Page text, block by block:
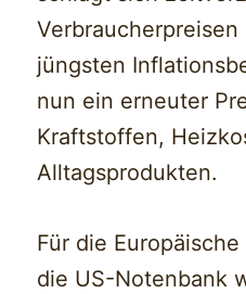
jüngsten
nun ein erneuter
Kraftstoffen,
Alltagsprodukten.
Für die
die US-Notenbank